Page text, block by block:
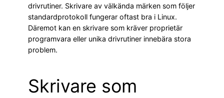
drivrutiner. Skrivare av välkända märken som följer
standardprotokoll fungerar oftast bra i Linux.
Däremot kan en skrivare som kräver proprietär
programvara eller unika drivrutiner innebära stora
problem.
Skrivare som